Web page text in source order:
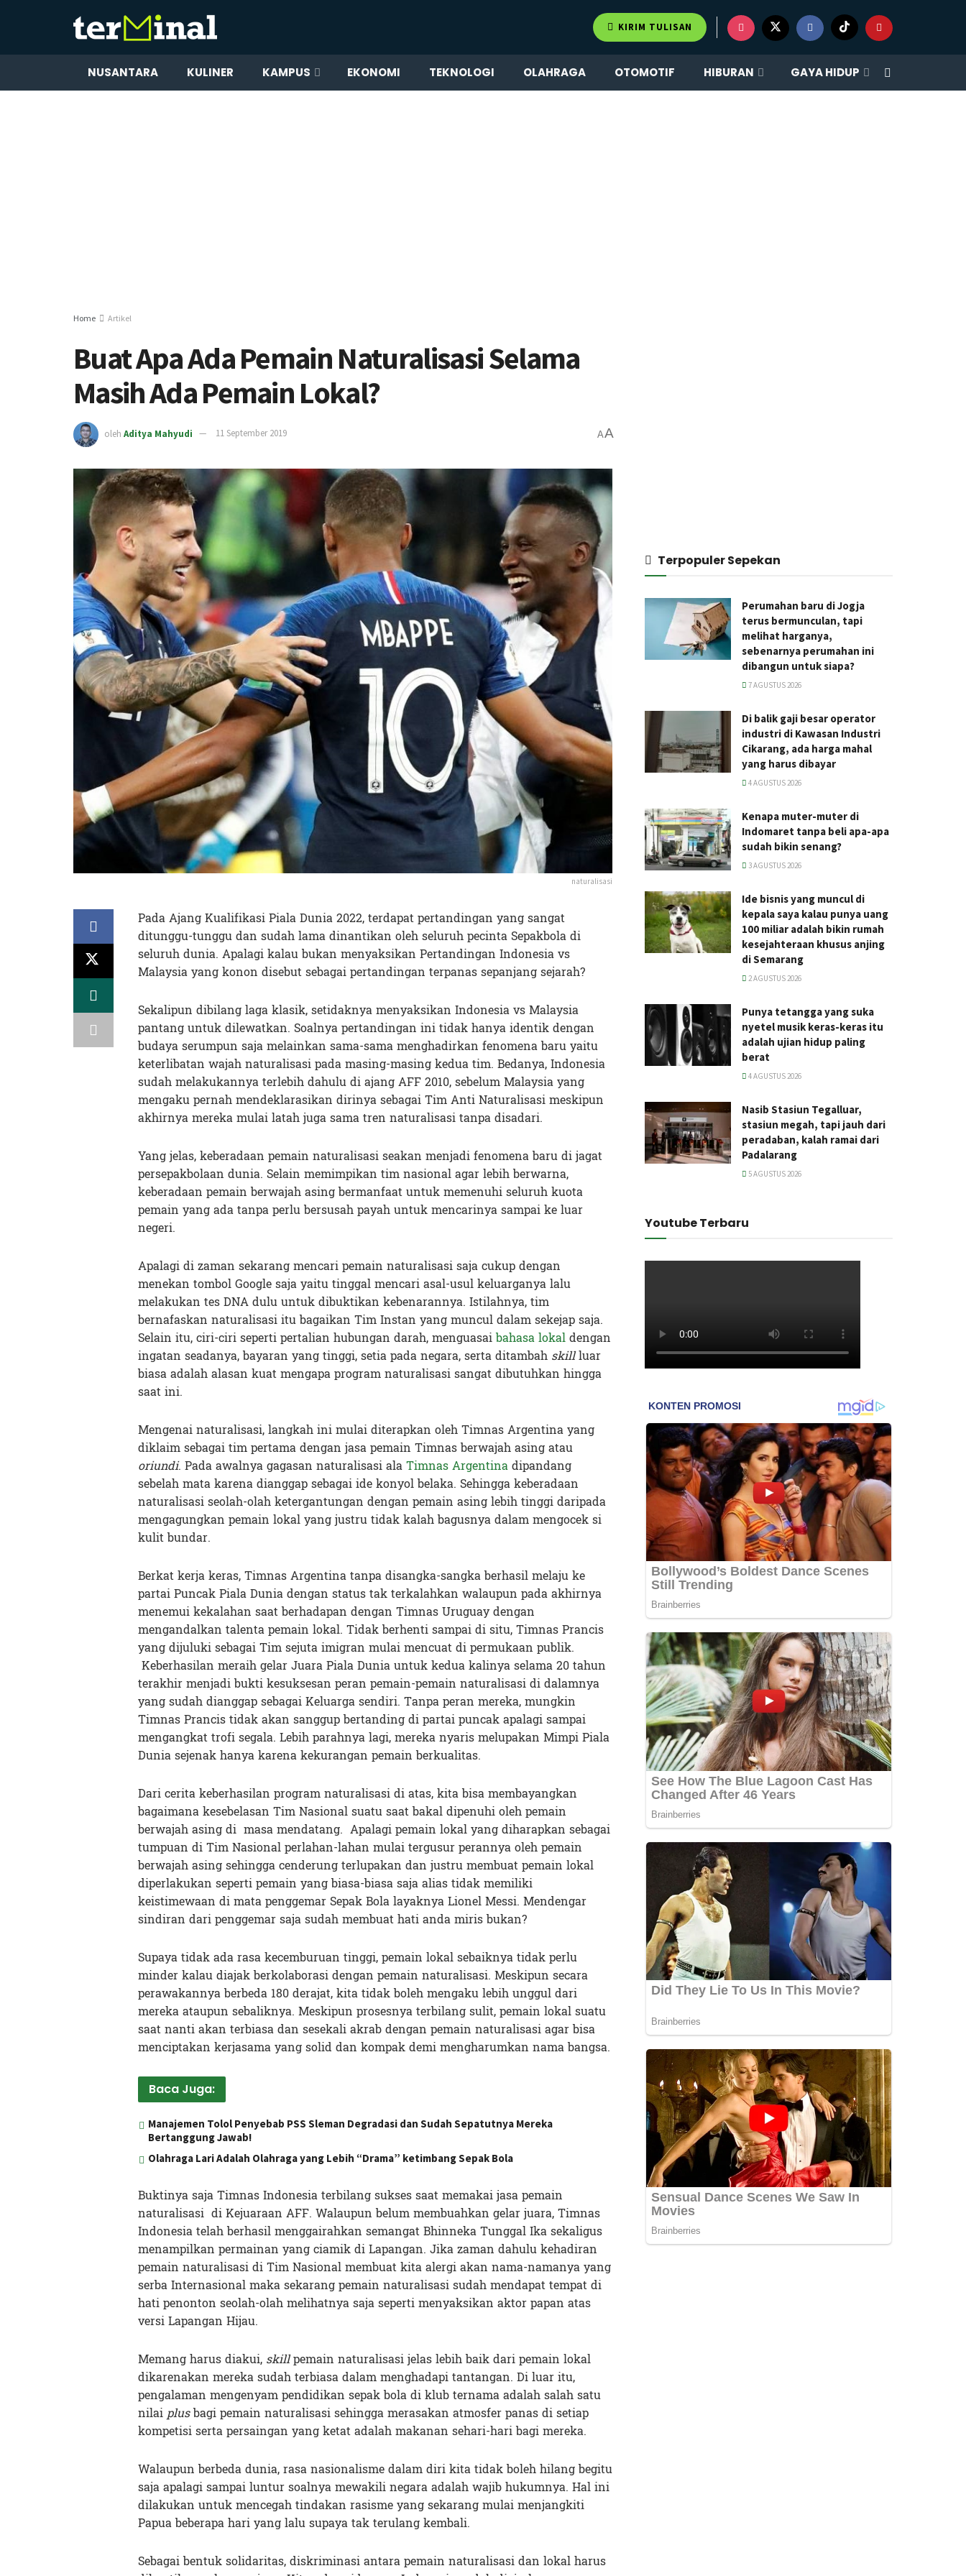
KIRIM TULISAN
NUSANTARA KULINER KAMPUS EKONOMI TEKNOLOGI OLAHRAGA OTOMOTIF HIBURAN GAYA HIDUP
Home Artikel
Buat Apa Ada Pemain Naturalisasi Selama
Masih Ada Pemain Lokal?
oleh Aditya Mahyudi 11 September 2019 AA
naturalisasi
Pada Ajang Kualifikasi Piala Dunia 2022, terdapat pertandingan yang sangat
ditunggu-tunggu dan sudah lama dinantikan oleh seluruh pecinta Sepakbola di
seluruh dunia. Apalagi kalau bukan menyaksikan Pertandingan Indonesia vs
Malaysia yang konon disebut sebagai pertandingan terpanas sepanjang sejarah?
Sekalipun dibilang laga klasik, setidaknya menyaksikan Indonesia vs Malaysia
pantang untuk dilewatkan. Soalnya pertandingan ini tidak hanya identik dengan
budaya serumpun saja melainkan sama-sama menghadirkan fenomena baru yaitu
keterlibatan wajah naturalisasi pada masing-masing kedua tim. Bedanya, Indonesia
sudah melakukannya terlebih dahulu di ajang AFF 2010, sebelum Malaysia yang
mengaku pernah mendeklarasikan dirinya sebagai Tim Anti Naturalisasi meskipun
akhirnya mereka mulai latah juga sama tren naturalisasi tanpa disadari.
Yang jelas, keberadaan pemain naturalisasi seakan menjadi fenomena baru di jagat
persepakbolaan dunia. Selain memimpikan tim nasional agar lebih berwarna,
keberadaan pemain berwajah asing bermanfaat untuk memenuhi seluruh kuota
pemain yang ada tanpa perlu bersusah payah untuk mencarinya sampai ke luar
negeri.
Apalagi di zaman sekarang mencari pemain naturalisasi saja cukup dengan
menekan tombol Google saja yaitu tinggal mencari asal-usul keluarganya lalu
melakukan tes DNA dulu untuk dibuktikan kebenarannya. Istilahnya, tim
bernafaskan naturalisasi itu bagaikan Tim Instan yang muncul dalam sekejap saja.
Selain itu, ciri-ciri seperti pertalian hubungan darah, menguasaibahasa lokaldengan
ingatan seadanya, bayaran yang tinggi, setia pada negara, serta ditambah skillluar
biasa adalah alasan kuat mengapa program naturalisasi sangat dibutuhkan hingga
saat ini.
Mengenai naturalisasi, langkah ini mulai diterapkan oleh Timnas Argentina yang
diklaim sebagai tim pertama dengan jasa pemain Timnas berwajah asing atau
oriundi. Pada awalnya gagasan naturalisasi alaTimnas Argentinadipandang
sebelah mata karena dianggap sebagai ide konyol belaka. Sehingga keberadaan
naturalisasi seolah-olah ketergantungan dengan pemain asing lebih tinggi daripada
mengagungkan pemain lokal yang justru tidak kalah bagusnya dalam mengocek si
kulit bundar.
Berkat kerja keras, Timnas Argentina tanpa disangka-sangka berhasil melaju ke
partai Puncak Piala Dunia dengan status tak terkalahkan walaupun pada akhirnya
menemui kekalahan saat berhadapan dengan Timnas Uruguay dengan
mengandalkan talenta pemain lokal. Tidak berhenti sampai di situ, Timnas Prancis
yang dijuluki sebagai Tim sejuta imigran mulai mencuat di permukaan publik.
Keberhasilan meraih gelar Juara Piala Dunia untuk kedua kalinya selama 20 tahun
terakhir menjadi bukti kesuksesan peran pemain-pemain naturalisasi di dalamnya
yang sudah dianggap sebagai Keluarga sendiri. Tanpa peran mereka, mungkin
Timnas Prancis tidak akan sanggup bertanding di partai puncak apalagi sampai
mengangkat trofi segala. Lebih parahnya lagi, mereka nyaris melupakan Mimpi Piala
Dunia sejenak hanya karena kekurangan pemain berkualitas.
Dari cerita keberhasilan program naturalisasi di atas, kita bisa membayangkan
bagaimana kesebelasan Tim Nasional suatu saat bakal dipenuhi oleh pemain
berwajah asing di masa mendatang. Apalagi pemain lokal yang diharapkan sebagai
tumpuan di Tim Nasional perlahan-lahan mulai tergusur perannya oleh pemain
berwajah asing sehingga cenderung terlupakan dan justru membuat pemain lokal
diperlakukan seperti pemain yang biasa-biasa saja alias tidak memiliki
keistimewaan di mata penggemar Sepak Bola layaknya Lionel Messi. Mendengar
sindiran dari penggemar saja sudah membuat hati anda miris bukan?
Supaya tidak ada rasa kecemburuan tinggi, pemain lokal sebaiknya tidak perlu
minder kalau diajak berkolaborasi dengan pemain naturalisasi. Meskipun secara
perawakannya berbeda 180 derajat, kita tidak boleh mengaku lebih unggul dari
mereka ataupun sebaliknya. Meskipun prosesnya terbilang sulit, pemain lokal suatu
saat nanti akan terbiasa dan sesekali akrab dengan pemain naturalisasi agar bisa
menciptakan kerjasama yang solid dan kompak demi mengharumkan nama bangsa.
Baca Juga:
Manajemen Tolol Penyebab PSS Sleman Degradasi dan Sudah Sepatutnya Mereka
Bertanggung Jawab!
Olahraga Lari Adalah Olahraga yang Lebih “Drama” ketimbang Sepak Bola
Buktinya saja Timnas Indonesia terbilang sukses saat memakai jasa pemain
naturalisasi di Kejuaraan AFF. Walaupun belum membuahkan gelar juara, Timnas
Indonesia telah berhasil menggairahkan semangat Bhinneka Tunggal Ika sekaligus
menampilkan permainan yang ciamik di Lapangan. Jika zaman dahulu kehadiran
pemain naturalisasi di Tim Nasional membuat kita alergi akan nama-namanya yang
serba Internasional maka sekarang pemain naturalisasi sudah mendapat tempat di
hati penonton seolah-olah melihatnya saja seperti menyaksikan aktor papan atas
versi Lapangan Hijau.
Memang harus diakui, skillpemain naturalisasi jelas lebih baik dari pemain lokal
dikarenakan mereka sudah terbiasa dalam menghadapi tantangan. Di luar itu,
pengalaman mengenyam pendidikan sepak bola di klub ternama adalah salah satu
nilai plusbagi pemain naturalisasi sehingga merasakan atmosfer panas di setiap
kompetisi serta persaingan yang ketat adalah makanan sehari-hari bagi mereka.
Walaupun berbeda dunia, rasa nasionalisme dalam diri kita tidak boleh hilang begitu
saja apalagi sampai luntur soalnya mewakili negara adalah wajib hukumnya. Hal ini
dilakukan untuk mencegah tindakan rasisme yang sekarang mulai menjangkiti
Papua beberapa hari yang lalu supaya tak terulang kembali.
Sebagai bentuk solidaritas, diskriminasi antara pemain naturalisasi dan lokal harus
Terpopuler Sepekan
Perumahan baru di Jogja
terus bermunculan, tapi
melihat harganya,
sebenarnya perumahan ini
dibangun untuk siapa?
7 AGUSTUS 2026
Di balik gaji besar operator
industri di Kawasan Industri
Cikarang, ada harga mahal
yang harus dibayar
4 AGUSTUS 2026
Kenapa muter-muter di
Indomaret tanpa beli apa-apa
sudah bikin senang?
3 AGUSTUS 2026
Ide bisnis yang muncul di
kepala saya kalau punya uang
100 miliar adalah bikin rumah
kesejahteraan khusus anjing
di Semarang
2 AGUSTUS 2026
Punya tetangga yang suka
nyetel musik keras-keras itu
adalah ujian hidup paling
berat
4 AGUSTUS 2026
Nasib Stasiun Tegalluar,
stasiun megah, tapi jauh dari
peradaban, kalah ramai dari
Padalarang
5 AGUSTUS 2026
Youtube Terbaru